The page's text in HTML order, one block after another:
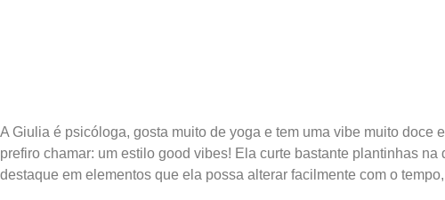
A Giulia é psicóloga, gosta muito de yoga e tem uma vibe muito doce
prefiro chamar: um estilo good vibes! Ela curte bastante plantinhas
destaque em elementos que ela possa alterar facilmente com o